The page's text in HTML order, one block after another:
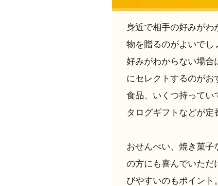
身近で相手の好みがわ
物を贈るのがよいでし
好みがわからない場合
にセレクトするのが
食品、いくつ持ってい
タログギフトなどが定
おせんべい、焼き菓
の方にも喜んでいただ
びやすいのもポイン